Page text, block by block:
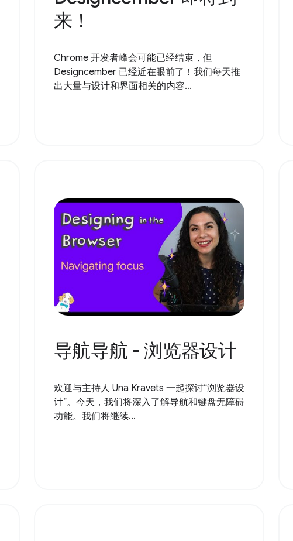
来！
Chrome 开发者峰会可能已经结束，但
Designcember 已经近在眼前了！我们每天推
出大量与设计和界面相关的内容...
导航导航 - 浏览器设计
欢迎与主持人 Una Kravets 一起探讨“浏览器设
计”。今天，我们将深入了解导航和键盘无障碍
功能。我们将继续...